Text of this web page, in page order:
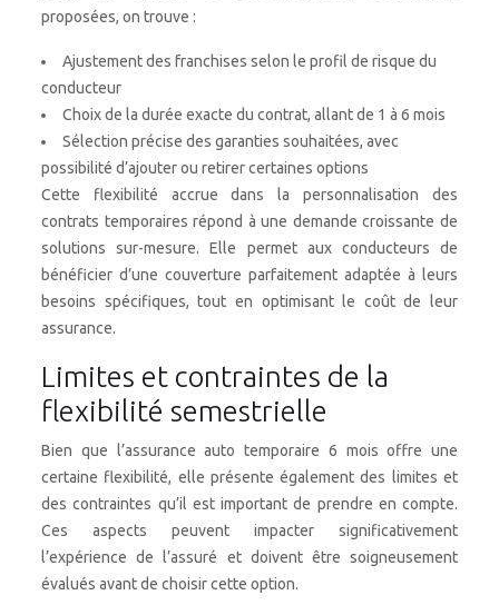
proposées, on trouve :
Ajustement des franchises selon le profil de risque du
conducteur
Choix de la durée exacte du contrat, allant de 1 à 6 mois
Sélection précise des garanties souhaitées, avec
possibilité d’ajouter ou retirer certaines options
Cette flexibilité accrue dans la personnalisation des
contrats temporaires répond à une demande croissante de
solutions sur-mesure. Elle permet aux conducteurs de
bénéficier d’une couverture parfaitement adaptée à leurs
besoins spécifiques, tout en optimisant le coût de leur
assurance.
Limites et contraintes de la
flexibilité semestrielle
Bien que l’assurance auto temporaire 6 mois offre une
certaine flexibilité, elle présente également des limites et
des contraintes qu’il est important de prendre en compte.
Ces aspects peuvent impacter significativement
l’expérience de l’assuré et doivent être soigneusement
évalués avant de choisir cette option.